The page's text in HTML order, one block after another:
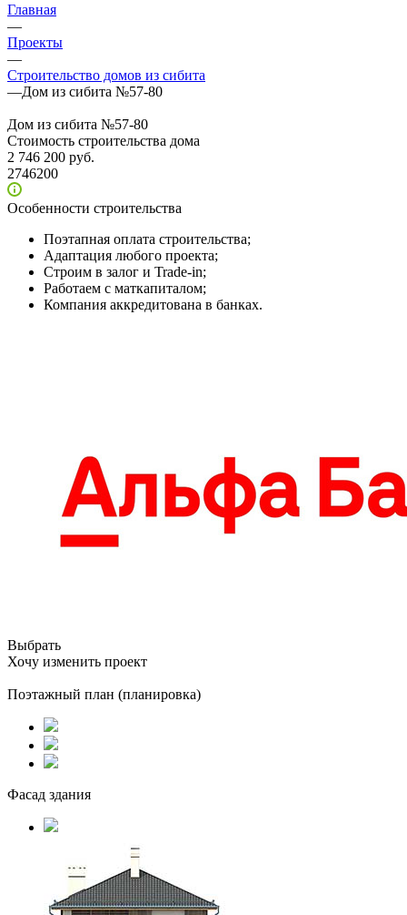
Главная
—
Проекты
—
Строительство домов из сибита
—Дом из сибита №57-80
Дом из сибита №57-80
Стоимость строительства дома
2 746 200 руб.
2746200
Особенности строительства
Поэтапная оплата строительства;
Адаптация любого проекта;
Строим в залог и Trade-in;
Работаем с маткапиталом;
Компания аккредитована в банках.
Выбрать
Хочу изменить проект
Поэтажный план (планировка)
Фасад здания